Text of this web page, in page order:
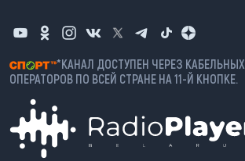
*КАНАЛ ДОСТУПЕН ЧЕРЕЗ КАБЕЛЬНЫХ
ОПЕРАТОРОВ ПО ВСЕЙ СТРАНЕ НА 11-Й КНОПКЕ.